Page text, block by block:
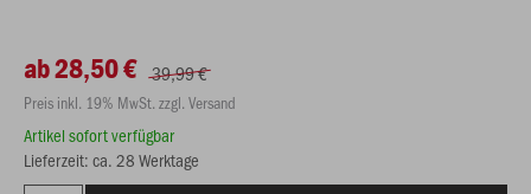
ab 28,50 € 39,99 €
Preis inkl. 19% MwSt. zzgl. Versand
Artikel sofort verfügbar
Lieferzeit: ca. 28 Werktage